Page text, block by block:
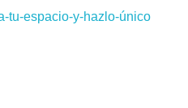
tu-espacio-y-hazlo-único